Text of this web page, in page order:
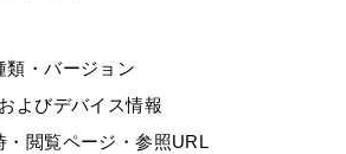
類・バージョン
よびデバイス情報
・閲覧ページ・参照URL